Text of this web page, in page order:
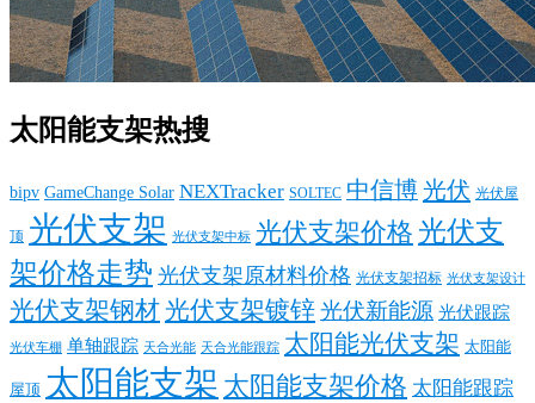
太阳能支架热搜
bipv GameChange Solar NEXTracker SOLTEC 中信博光伏 光伏屋
顶 光伏支架 光伏支架中标 光伏支架价格 光伏支
架价格走势 光伏支架原材料价格 光伏支架招标 光伏支架设计
光伏支架钢材光伏支架镀锌光伏新能源 光伏跟踪
光伏车棚 单轴跟踪 天合光能 天合光能跟踪 太阳能光伏支架 太阳能
屋顶 太阳能支架 太阳能支架价格 太阳能跟踪